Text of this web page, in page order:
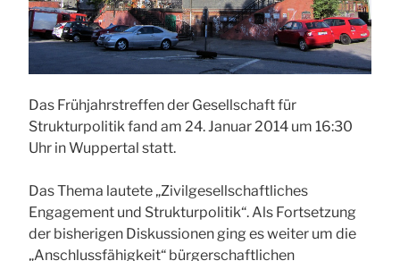
Das Frühjahrstreffen der Gesellschaft für
Strukturpolitik fand am 24. Januar 2014 um 16:30
Uhr in Wuppertal statt.
Das Thema lautete „Zivilgesellschaftliches
Engagement und Strukturpolitik“. Als Fortsetzung
der bisherigen Diskussionen ging es weiter um die
„Anschlussfähigkeit“ bürgerschaftlichen